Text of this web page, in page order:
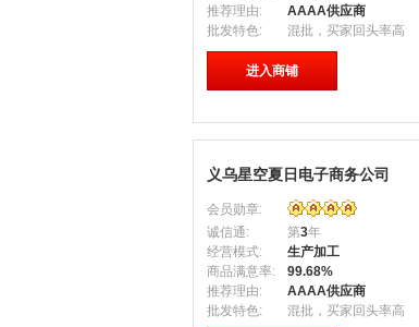
推荐理由:
AAAA供应商
批发特色:
混批，买家回头率高
进入商铺
义乌星空夏日电子商务公司
会员勋章:
诚信通:
第3年
经营模式:
生产加工
商品满意率:
99.68%
推荐理由:
AAAA供应商
批发特色:
混批，买家回头率高